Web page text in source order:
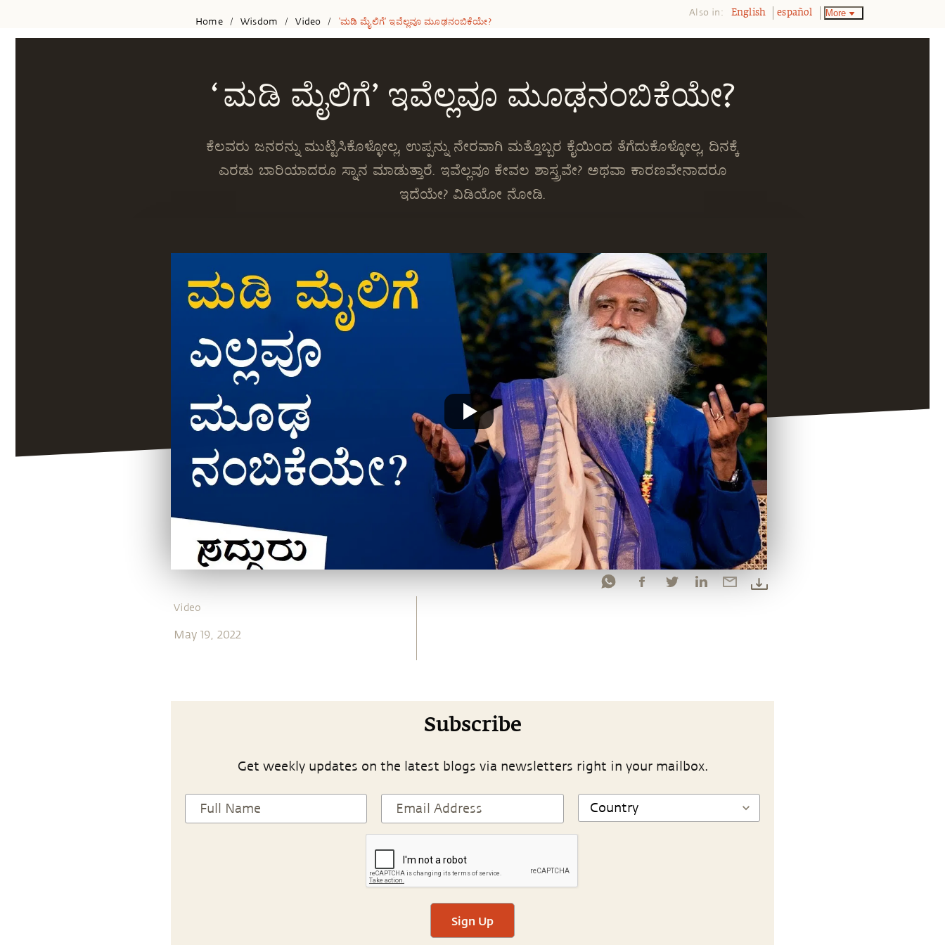
Home / Wisdom / Video / ‘ಮಡಿ ಮೈಲಿಗೆ’ ಇವೆಲ್ಲವೂ ಮೂಢನಂಬಿಕೆಯೇ?
Also in: English español More
‘ಮಡಿ ಮೈಲಿಗೆ’ ಇವೆಲ್ಲವೂ ಮೂಢನಂಬಿಕೆಯೇ?
ಕೆಲವರು ಜನರನ್ನು ಮುಟ್ಟಿಸಿಕೊಳ್ಳೋಲ್ಲ, ಉಪ್ಪನ್ನು ನೇರವಾಗಿ ಮತ್ತೊಬ್ಬರ ಕೈಯಿಂದ ತೆಗೆದುಕೊಳ್ಳೋಲ್ಲ, ದಿನಕ್ಕೆ
ಎರಡು ಬಾರಿಯಾದರೂ ಸ್ನಾನ ಮಾಡುತ್ತಾರೆ. ಇವೆಲ್ಲವೂ ಕೇವಲ ಶಾಸ್ತ್ರವೇ? ಅಥವಾ ಕಾರಣವೇನಾದರೂ
ಇದೆಯೇ? ವಿಡಿಯೋ ನೋಡಿ.
Video
May 19, 2022
Subscribe
Get weekly updates on the latest blogs via newsletters right in your mailbox.
Sign Up